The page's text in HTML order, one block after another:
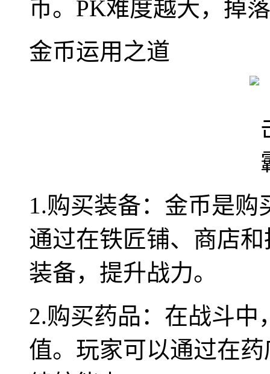
币。PK难度越大，掉
金币运用之道
1.购买装备：金币是
通过在铁匠铺、商店
装备，提升战力。
2.购买药品：在战斗
值。玩家可以通过在